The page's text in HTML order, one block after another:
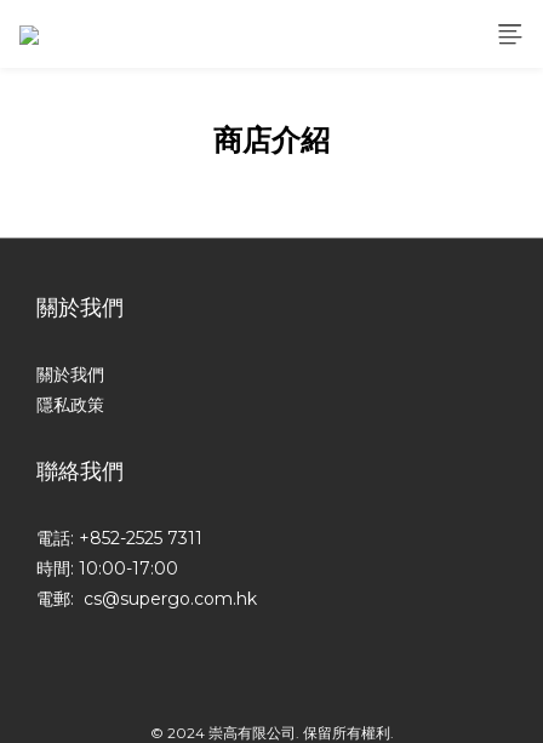
商店介紹
關於我們
關於我們
隱私政策
聯絡我們
電話: +852-2525 7311
時間: 10:00-17:00
電郵: cs@supergo.com.hk
© 2024 崇高有限公司. 保留所有權利.